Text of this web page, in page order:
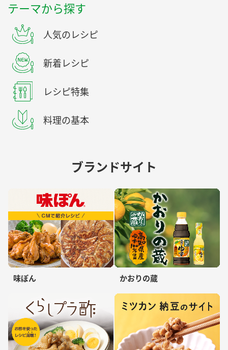
テーマから探す
人気のレシピ
新着レシピ
レシピ特集
料理の基本
ブランドサイト
味ぽん かおりの蔵